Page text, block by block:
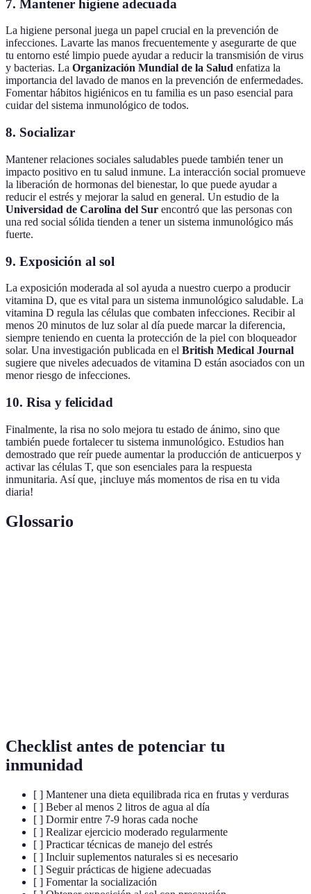
7. Mantener higiene adecuada
La higiene personal juega un papel crucial en la prevención de
infecciones. Lavarte las manos frecuentemente y asegurarte de que
tu entorno esté limpio puede ayudar a reducir la transmisión de virus
y bacterias. La Organización Mundial de la Salud enfatiza la
importancia del lavado de manos en la prevención de enfermedades.
Fomentar hábitos higiénicos en tu familia es un paso esencial para
cuidar del sistema inmunológico de todos.
8. Socializar
Mantener relaciones sociales saludables puede también tener un
impacto positivo en tu salud inmune. La interacción social promueve
la liberación de hormonas del bienestar, lo que puede ayudar a
reducir el estrés y mejorar la salud en general. Un estudio de la
Universidad de Carolina del Sur encontró que las personas con
una red social sólida tienden a tener un sistema inmunológico más
fuerte.
9. Exposición al sol
La exposición moderada al sol ayuda a nuestro cuerpo a producir
vitamina D, que es vital para un sistema inmunológico saludable. La
vitamina D regula las células que combaten infecciones. Recibir al
menos 20 minutos de luz solar al día puede marcar la diferencia,
siempre teniendo en cuenta la protección de la piel con bloqueador
solar. Una investigación publicada en el British Medical Journal
sugiere que niveles adecuados de vitamina D están asociados con un
menor riesgo de infecciones.
10. Risa y felicidad
Finalmente, la risa no solo mejora tu estado de ánimo, sino que
también puede fortalecer tu sistema inmunológico. Estudios han
demostrado que reír puede aumentar la producción de anticuerpos y
activar las células T, que son esenciales para la respuesta
inmunitaria. Así que, ¡incluye más momentos de risa en tu vida
diaria!
Glossario
Checklist antes de potenciar tu
inmunidad
[ ] Mantener una dieta equilibrada rica en frutas y verduras
[ ] Beber al menos 2 litros de agua al día
[ ] Dormir entre 7-9 horas cada noche
[ ] Realizar ejercicio moderado regularmente
[ ] Practicar técnicas de manejo del estrés
[ ] Incluir suplementos naturales si es necesario
[ ] Seguir prácticas de higiene adecuadas
[ ] Fomentar la socialización